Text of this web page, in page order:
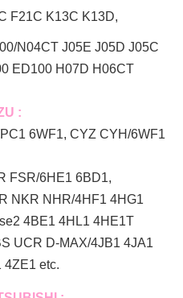
F21C K13C K13D,
N04CT J05E J05D J05C
ED100 H07D H06CT
:
6WF1, CYZ CYH/6WF1
FSR/6HE1 6BD1,
NKR NHR/4HF1 4HG1
4BE1 4HL1 4HE1T
UCR D-MAX/4JB1 4JA1
4ZE1 etc.